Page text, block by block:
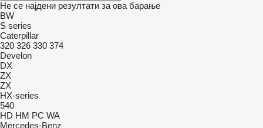
Не се најдени резултати за ова барање
BW
S series
Caterpillar
320 326 330 374
Develon
DX
ZX
ZX
HX-series
540
HD HM PC WA
Mercedes-Benz